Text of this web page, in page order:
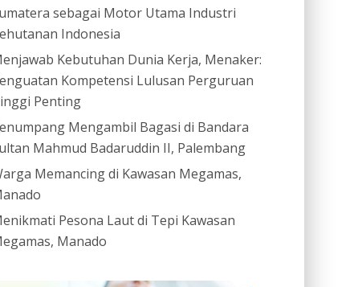
sebagai Motor Utama Industri
Indonesia
Kebutuhan Dunia Kerja, Menaker:
Kompetensi Lulusan Perguruan
Penting
Mengambil Bagasi di Bandara
Mahmud Badaruddin II, Palembang
Memancing di Kawasan Megamas,
Pesona Laut di Tepi Kawasan
Manado